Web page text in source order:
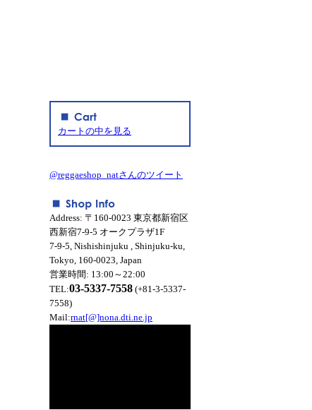
カートの中を見る
@reggaeshop_natさんのツイート
Address: 〒160-0023 東京都新宿区
西新宿7-9-5 オークプラザ1F
7-9-5, Nishishinjuku , Shinjuku-ku,
Tokyo, 160-0023, Japan
営業時間: 13:00～22:00
TEL:03-5337-7558 (+81-3-5337-
7558)
Mail:rnat[@]nona.dti.ne.jp